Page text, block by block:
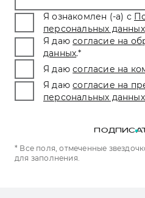
Я ознакомлен (-а) с
персональных данных
Я даю согласие на
данных.*
Я даю согласие на
Я даю согласие на
персональных
* Все поля, отмеченные
для заполнения.